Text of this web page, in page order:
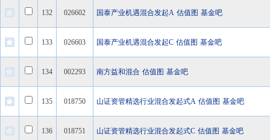
132 026602 国泰产业机遇混合发起A 估值图 基金吧
133 026603 国泰产业机遇混合发起C 估值图 基金吧
134 002293 南方益和混合 估值图 基金吧
135 018750 山证资管精选行业混合发起式A 估值图 基金吧
136 018751 山证资管精选行业混合发起式C 估值图 基金吧